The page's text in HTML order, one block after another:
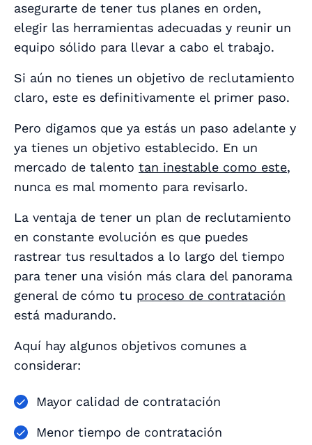
asegurarte de tener tus planes en orden,
elegir las herramientas adecuadas y reunir un
equipo sólido para llevar a cabo el trabajo.
Si aún no tienes un objetivo de reclutamiento
claro, este es definitivamente el primer paso.
Pero digamos que ya estás un paso adelante y
ya tienes un objetivo establecido. En un
mercado de talento tan inestable como este,
nunca es mal momento para revisarlo.
La ventaja de tener un plan de reclutamiento
en constante evolución es que puedes
rastrear tus resultados a lo largo del tiempo
para tener una visión más clara del panorama
general de cómo tu proceso de contratación
está madurando.
Aquí hay algunos objetivos comunes a
considerar:
Mayor calidad de contratación
Menor tiempo de contratación